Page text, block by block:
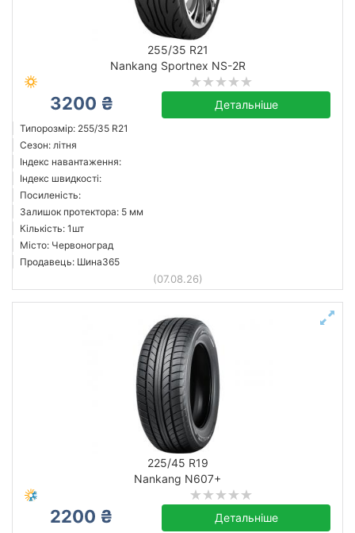
255/35 R21
Nankang Sportnex NS-2R
3200 ₴ Детальніше
Типорозмір: 255/35 R21
Сезон: літня
Індекс навантаження:
Індекс швидкості:
Посиленість:
Залишок протектора: 5 мм
Кількість: 1шт
Місто: Червоноград
Продавець: Шина365
(07.08.26)
225/45 R19
Nankang N607+
2200 ₴ Детальніше